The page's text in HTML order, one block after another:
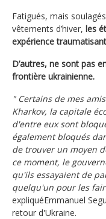
Fatigués, mais
vêtements d’hiver, les
expérience
D’autres, ne sont pas
frontière ukrainienne.
" Certains de mes
Kharkov, la capitale
d'entre eux sont
également bloqués
de trouver un moyen
ce moment, le
qu'ils essayaient de
quelqu'un pour les
expliquéEmmanuel
retour d'Ukraine.